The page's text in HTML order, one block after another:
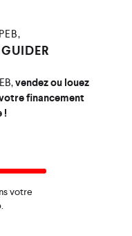
vendez ou louez
financement
!
votre
.